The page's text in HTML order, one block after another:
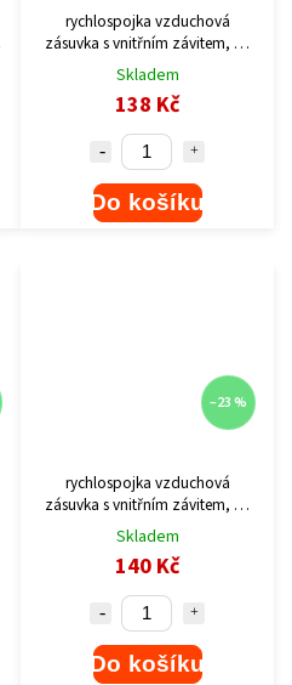
rychlospojka vzduchová
zásuvka s vnitřním závitem, G-
3/8"
Skladem
138 Kč
Do košíku
–23 %
rychlospojka vzduchová
zásuvka s vnitřním závitem, G-
1/2"
Skladem
140 Kč
Do košíku